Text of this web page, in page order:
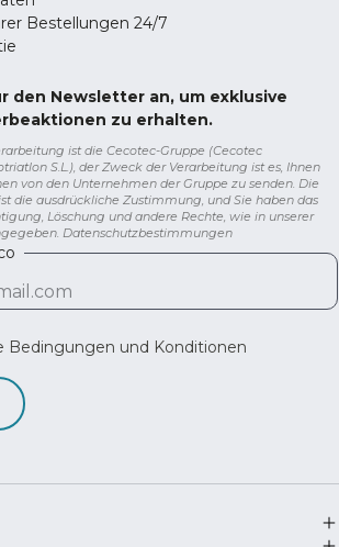
Bestellungen 24/7
den Newsletter an, um exklusive
zu erhalten.
ist die Cecotec-Gruppe (Cecotec
S.L.), der Zweck der Verarbeitung ist es, Ihnen
von den Unternehmen der Gruppe zu senden. Die
die ausdrückliche Zustimmung, und Sie haben das
Löschung und andere Rechte, wie in unserer
Datenschutzbestimmungen
Bedingungen und Konditionen